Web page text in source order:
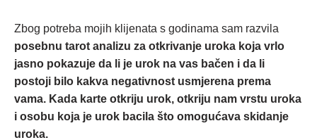
Zbog potreba mojih klijenata s godinama sam razvila
posebnu tarot analizu za otkrivanje uroka koja vrlo
jasno pokazuje da li je urok na vas bačen i da li
postoji bilo kakva negativnost usmjerena prema
vama. Kada karte otkriju urok, otkriju nam vrstu uroka
i osobu koja je urok bacila što omogućava skidanje
uroka.